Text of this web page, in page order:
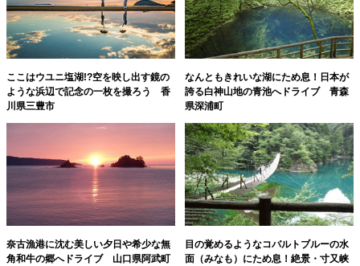
ここはウユニ塩湖!?空を映し出す鏡の
ような浜辺で記念の一枚を撮ろう 香
川県三豊市
なんともきれいな湖にため息！日本が
誇る白神山地の青池へドライブ 青森
県深浦町
奈古漁港に沈む美しい夕日や希少な無
角和牛の郷へドライブ 山口県阿武町
目の覚めるようなコバルトブルーの水
面（みなも）にため息！絶景・寸又峡